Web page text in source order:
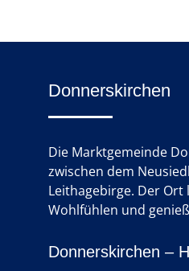
Donnerskirchen
Die Marktgemeinde
zwischen dem
Leithagebirge. Der Ort
Wohlfühlen und
Donnerskirchen –